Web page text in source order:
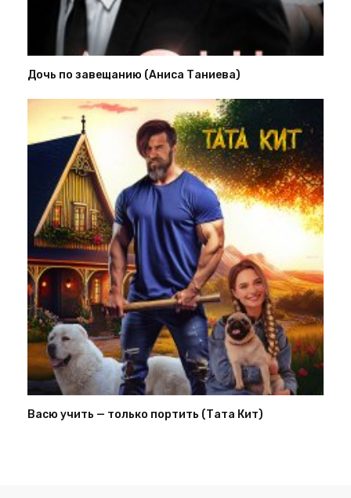
Дочь по завещанию (Аниса Таниева)
Васю учить — только портить (Тата Кит)